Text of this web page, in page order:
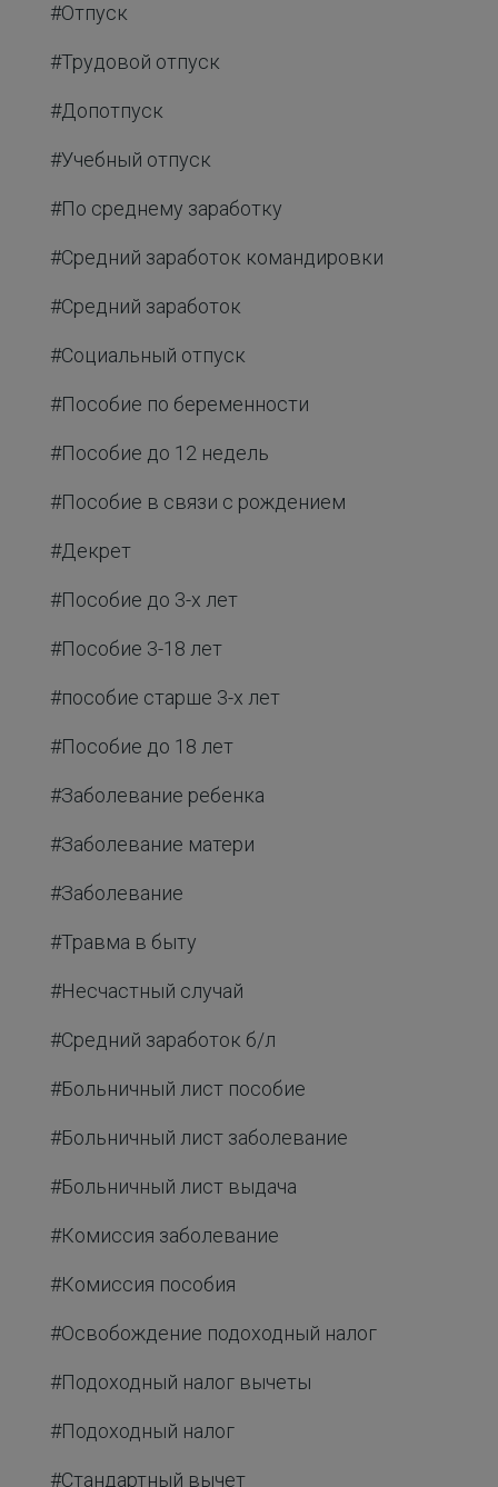
#Отпуск
#Трудовой отпуск
#Допотпуск
#Учебный отпуск
#По среднему заработку
#Средний заработок командировки
#Средний заработок
#Социальный отпуск
#Пособие по беременности
#Пособие до 12 недель
#Пособие в связи с рождением
#Декрет
#Пособие до 3-х лет
#Пособие 3-18 лет
#пособие старше 3-х лет
#Пособие до 18 лет
#Заболевание ребенка
#Заболевание матери
#Заболевание
#Травма в быту
#Несчастный случай
#Средний заработок б/л
#Больничный лист пособие
#Больничный лист заболевание
#Больничный лист выдача
#Комиссия заболевание
#Комиссия пособия
#Освобождение подоходный налог
#Подоходный налог вычеты
#Подоходный налог
#Стандартный вычет